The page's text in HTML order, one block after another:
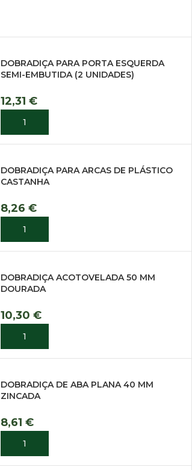
DOBRADIÇA PARA PORTA ESQUERDA
SEMI-EMBUTIDA (2 UNIDADES)
12,31 €
ADICIONAR
DOBRADIÇA PARA ARCAS DE PLÁSTICO
CASTANHA
8,26 €
ADICIONAR
DOBRADIÇA ACOTOVELADA 50 MM
DOURADA
10,30 €
ADICIONAR
DOBRADIÇA DE ABA PLANA 40 MM
ZINCADA
8,61 €
ADICIONAR